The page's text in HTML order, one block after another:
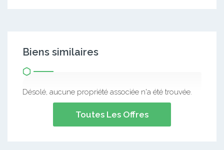
Biens similaires
Désolé, aucune propriété associée n'a été trouvée.
Toutes Les Offres